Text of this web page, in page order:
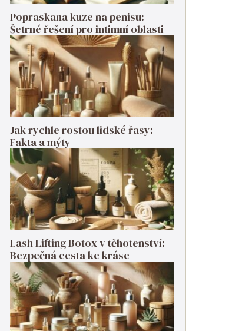
Popraskana kuze na penisu:
Šetrné řešení pro intimní oblasti
Jak rychle rostou lidské řasy:
Fakta a mýty
Lash Lifting Botox v těhotenství:
Bezpečná cesta ke kráse